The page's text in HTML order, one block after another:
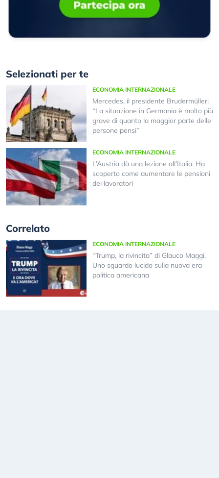
Selezionati per te
ECONOMIA INTERNAZIONALE
Mercedes, il presidente Brudermüller:
“La situazione in Germania è molto più
grave di quanto la maggior parte delle
persone pensi”
ECONOMIA INTERNAZIONALE
L’Austria dà una lezione all’Italia. Ha
scoperto come aumentare le pensioni
dei lavoratori
Correlato
ECONOMIA INTERNAZIONALE
“Trump, la rivincita” di Glauco Maggi.
Uno sguardo lucido sulla nuova era
politica americana